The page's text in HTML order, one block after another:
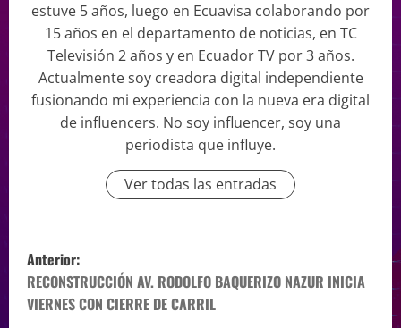
estuve 5 años, luego en Ecuavisa colaborando por
15 años en el departamento de noticias, en TC
Televisión 2 años y en Ecuador TV por 3 años.
Actualmente soy creadora digital independiente
fusionando mi experiencia con la nueva era digital
de influencers. No soy influencer, soy una
periodista que influye.
Ver todas las entradas
Anterior:
RECONSTRUCCIÓN AV. RODOLFO BAQUERIZO NAZUR INICIA
VIERNES CON CIERRE DE CARRIL